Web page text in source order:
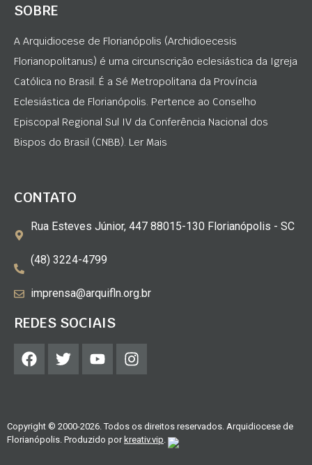
SOBRE
A Arquidiocese de Florianópolis (Archidioecesis
Florianopolitanus) é uma circunscrição eclesiástica da Igreja
Católica no Brasil. É a Sé Metropolitana da Província
Eclesiástica de Florianópolis. Pertence ao Conselho
Episcopal Regional Sul IV da Conferência Nacional dos
Bispos do Brasil (CNBB). Ler Mais
CONTATO
Rua Esteves Júnior, 447 88015-130 Florianópolis - SC
(48) 3224-4799
imprensa@arquifln.org.br
REDES SOCIAIS
Copyright © 2000-2026. Todos os direitos reservados. Arquidiocese de
Florianópolis. Produzido por kreativ.vip.